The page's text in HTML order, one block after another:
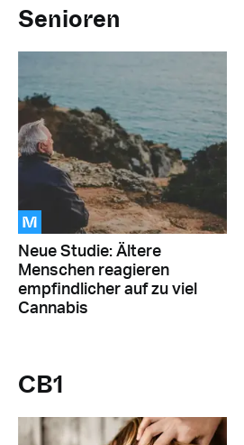
Senioren
M
Neue Studie: Ältere
Menschen reagieren
empfindlicher auf zu viel
Cannabis
CB1